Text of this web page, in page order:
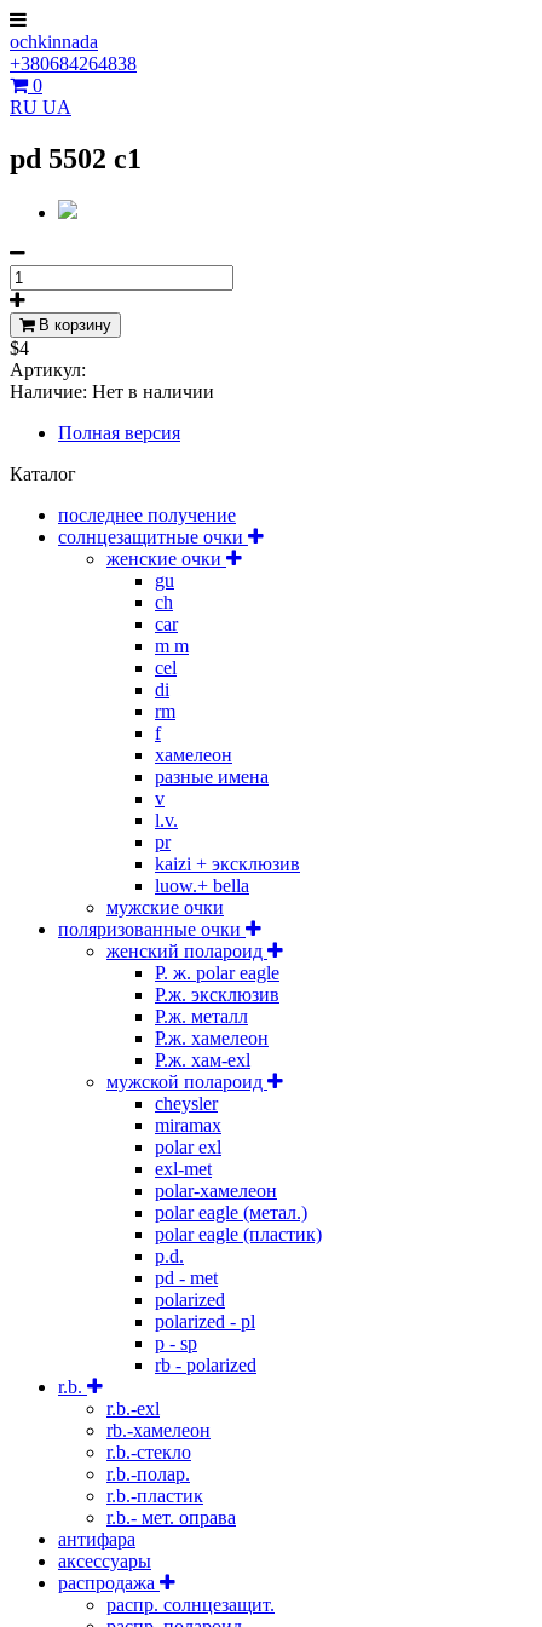
ochkinnada
+380684264838
0
RU UA
pd 5502 c1
В корзину
$4
Артикул:
Наличие: Нет в наличии
Полная версия
Каталог
последнее получение
солнцезащитные очки
женские очки
gu
ch
car
m m
cel
di
rm
f
хамелеон
разные имена
v
l.v.
pr
kaizi + эксклюзив
luow.+ bella
мужские очки
поляризованные очки
женский полароид
P. ж. polar eagle
P.ж. эксклюзив
Р.ж. металл
P.ж. хамелеон
Р.ж. хам-exl
мужской полароид
cheysler
miramax
polar exl
exl-met
polar-хамелеон
polar eagle (метал.)
polar eagle (пластик)
p.d.
pd - met
polarized
polarized - pl
p - sp
rb - polarized
r.b.
r.b.-exl
rb.-хамелеон
r.b.-стекло
r.b.-полар.
r.b.-пластик
r.b.- мет. оправа
антифара
аксессуары
распродажа
распр. солнцезащит.